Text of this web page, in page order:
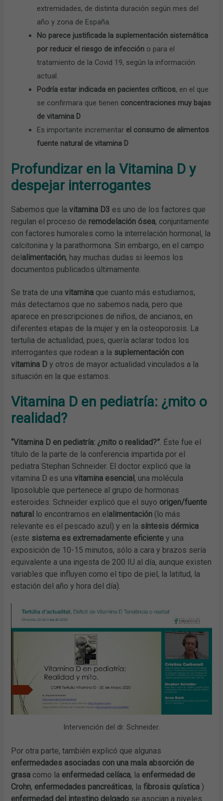
extremidades, de distinta duración según mes del
año y zona de España.
No parece justificada la suplementación sistemática
por reducir el riesgo de infección o para el
tratamiento de la Covid 19, según la información
actual.
Podría estar indicada en pacientes críticos, en el que
se confirmara que tienen concentraciones muy bajas
de vitamina D
Es importante incrementar el consumo de alimentos
fuente natural de vitamina D
Profundizar en la Vitamina D y
despejar interrogantes
Sabemos que la vitamina D3 es uno de los factores que
regulan el proceso de remodelación ósea, conjuntamente
con factores humorales como la interrelación hormonal, la
calcitonina y la parathormona. Sin embargo, en el campo
del alimentación, hay muchas dudas si leemos los
documentos publicados últimamente.
Se trata de unavitamina que cuanto más estudiamos,
más detectamos que no sabemos nada, pero que
aparece en prescripciones de niños, de ancianos, en
diferentes etapas de la mujer y en la osteoporosis. La
tertulia de actualidad, pues, quería aclarar todos los
interrogantes que rodean a la suplementación con
vitamina D y otros de mayor actualidad vinculados a la
situación en la que estamos.
Vitamina D en pediatría: ¿mito o
realidad?
“Vitamina D en pediatría: ¿mito o realidad?”. Éste fue el
título de la parte de la conferencia impartida por el
pediatra Stephan Schneider. El doctor explicó que la
vitamina D es unavitamina esencial, una molécula
liposoluble que pertenece al grupo de hormonas
esteroides. Schneider explicó que el suyo origen/fuente
natural
lo encontramos en el alimentación (lo más
relevante es el pescado azul) y en la síntesis dérmica
(este sistema es extremadamente eficiente y una
exposición de 10-15 minutos, sólo a cara y brazos sería
equivalente a una ingesta de 200 IU al día, aunque existen
variables que influyen como el tipo de piel, la latitud, la
estación del año y hora del día).
Intervención del dr. Schneider.
Por otra parte, también explicó que algunas
enfermedades asociadas con una mala absorción de
grasa como la enfermedad celíaca, la enfermedad de
Crohn, enfermedades pancreáticas, lafibrosis quística )
enfermedad del intestino delgado se asocian a niveles